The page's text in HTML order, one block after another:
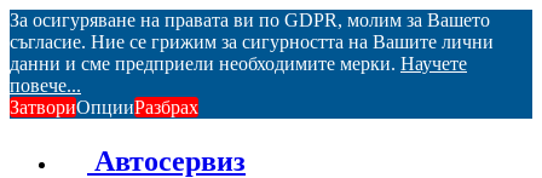
За осигуряване на правата ви по GDPR, молим за Вашето
съгласие. Ние се грижим за сигурността на Вашите лични
данни и сме предприели необходимите мерки. Научете
повече...
ЗатвориОпцииРазбрах
Автосервиз